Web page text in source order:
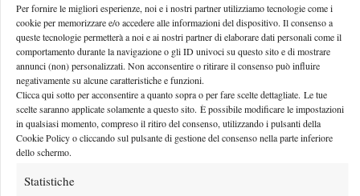
Per fornire le migliori esperienze, noi e i nostri partner utilizziamo tecnologie come i
cookie per memorizzare e/o accedere alle informazioni del dispositivo. Il consenso a
queste tecnologie permetterà a noi e ai nostri partner di elaborare dati personali come il
comportamento durante la navigazione o gli ID univoci su questo sito e di mostrare
annunci (non) personalizzati. Non acconsentire o ritirare il consenso può influire
negativamente su alcune caratteristiche e funzioni.
Clicca qui sotto per acconsentire a quanto sopra o per fare scelte dettagliate. Le tue
scelte saranno applicate solamente a questo sito. È possibile modificare le impostazioni
in qualsiasi momento, compreso il ritiro del consenso, utilizzando i pulsanti della
Cookie Policy o cliccando sul pulsante di gestione del consenso nella parte inferiore
dello schermo.
Statistiche
Masters 1000 Cincinnati 2026: a che ora e dove
vedere il sorteggio del tabellone
Quando e dove vedere il sorteggio del main draw per il Masters 1000 di